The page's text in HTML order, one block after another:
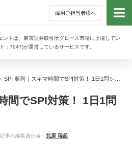
採用ご担当者様へ
ントは、東京証券取引所グロース市場に上場してい
：7047)が運営しているサービスです。
トッ
間でSPI対策！ 1日1問
記事の編集責任者： 北原 瑞起